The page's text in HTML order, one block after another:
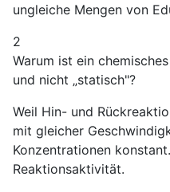
ungleiche Mengen von
2
Warum ist ein
und nicht „statisch"?
Weil Hin- und
mit gleicher
Konzentrationen
Reaktionsaktivität.